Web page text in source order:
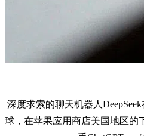
深度求索的聊天机器人
球，在苹果应用商店美国地区的